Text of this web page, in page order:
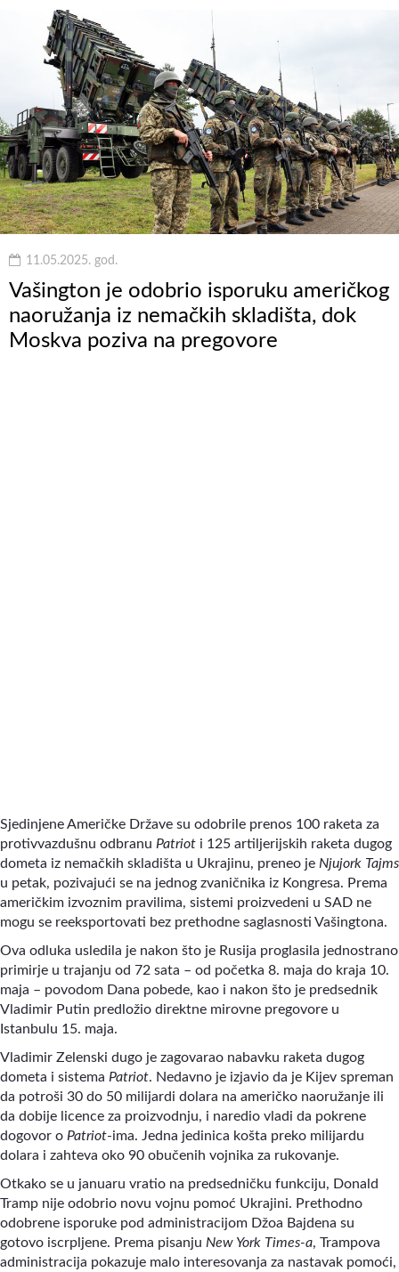
11.05.2025. god.
Vašington je odobrio isporuku američkog
naoružanja iz nemačkih skladišta, dok
Moskva poziva na pregovore
Sjedinjene Američke Države su odobrile prenos 100 raketa za
protivvazdušnu odbranu Patriot i 125 artiljerijskih raketa dugog
dometa iz nemačkih skladišta u Ukrajinu, preneo je Njujork Tajms
u petak, pozivajući se na jednog zvaničnika iz Kongresa. Prema
američkim izvoznim pravilima, sistemi proizvedeni u SAD ne
mogu se reeksportovati bez prethodne saglasnosti Vašingtona.
Ova odluka usledila je nakon što je Rusija proglasila jednostrano
primirje u trajanju od 72 sata – od početka 8. maja do kraja 10.
maja – povodom Dana pobede, kao i nakon što je predsednik
Vladimir Putin predložio direktne mirovne pregovore u
Istanbulu 15. maja.
Vladimir Zelenski dugo je zagovarao nabavku raketa dugog
dometa i sistema Patriot. Nedavno je izjavio da je Kijev spreman
da potroši 30 do 50 milijardi dolara na američko naoružanje ili
da dobije licence za proizvodnju, i naredio vladi da pokrene
dogovor o Patriot-ima. Jedna jedinica košta preko milijardu
dolara i zahteva oko 90 obučenih vojnika za rukovanje.
Otkako se u januaru vratio na predsedničku funkciju, Donald
Tramp nije odobrio novu vojnu pomoć Ukrajini. Prethodno
odobrene isporuke pod administracijom Džoa Bajdena su
gotovo iscrpljene. Prema pisanju New York Times-a, Trampova
administracija pokazuje malo interesovanja za nastavak pomoći,